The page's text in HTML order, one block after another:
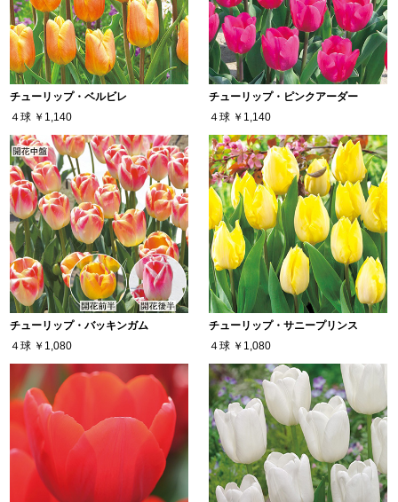
チューリップ・ベルビレ
４球 ￥1,140
チューリップ・ピンクアーダー
４球 ￥1,140
チューリップ・バッキンガム
４球 ￥1,080
チューリップ・サニープリンス
４球 ￥1,080